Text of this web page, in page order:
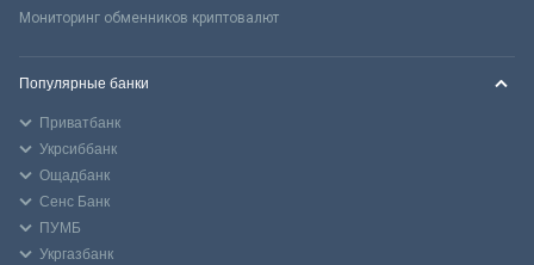
Мониторинг обменников криптовалют
Популярные банки
Приватбанк
Укрсиббанк
Ощадбанк
Сенс Банк
ПУМБ
Укргазбанк